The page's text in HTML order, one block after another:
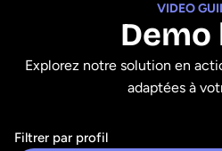
VIDEO
Demo
Explorez notre solution en
adaptées à
Filtrer par profil